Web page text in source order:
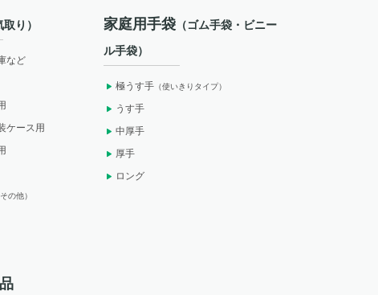
取り）
など
ケース用
の他）
家庭用手袋 （ゴム手袋・ビニー
ル手袋）
極うす手 （使いきりタイプ）
うす手
中厚手
厚手
ロング